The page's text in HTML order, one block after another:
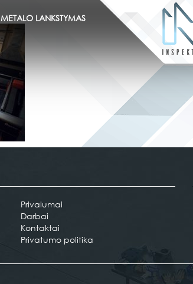
METALO LANKSTYMAS
Privalumai
Darbai
Kontaktai
Privatumo politika